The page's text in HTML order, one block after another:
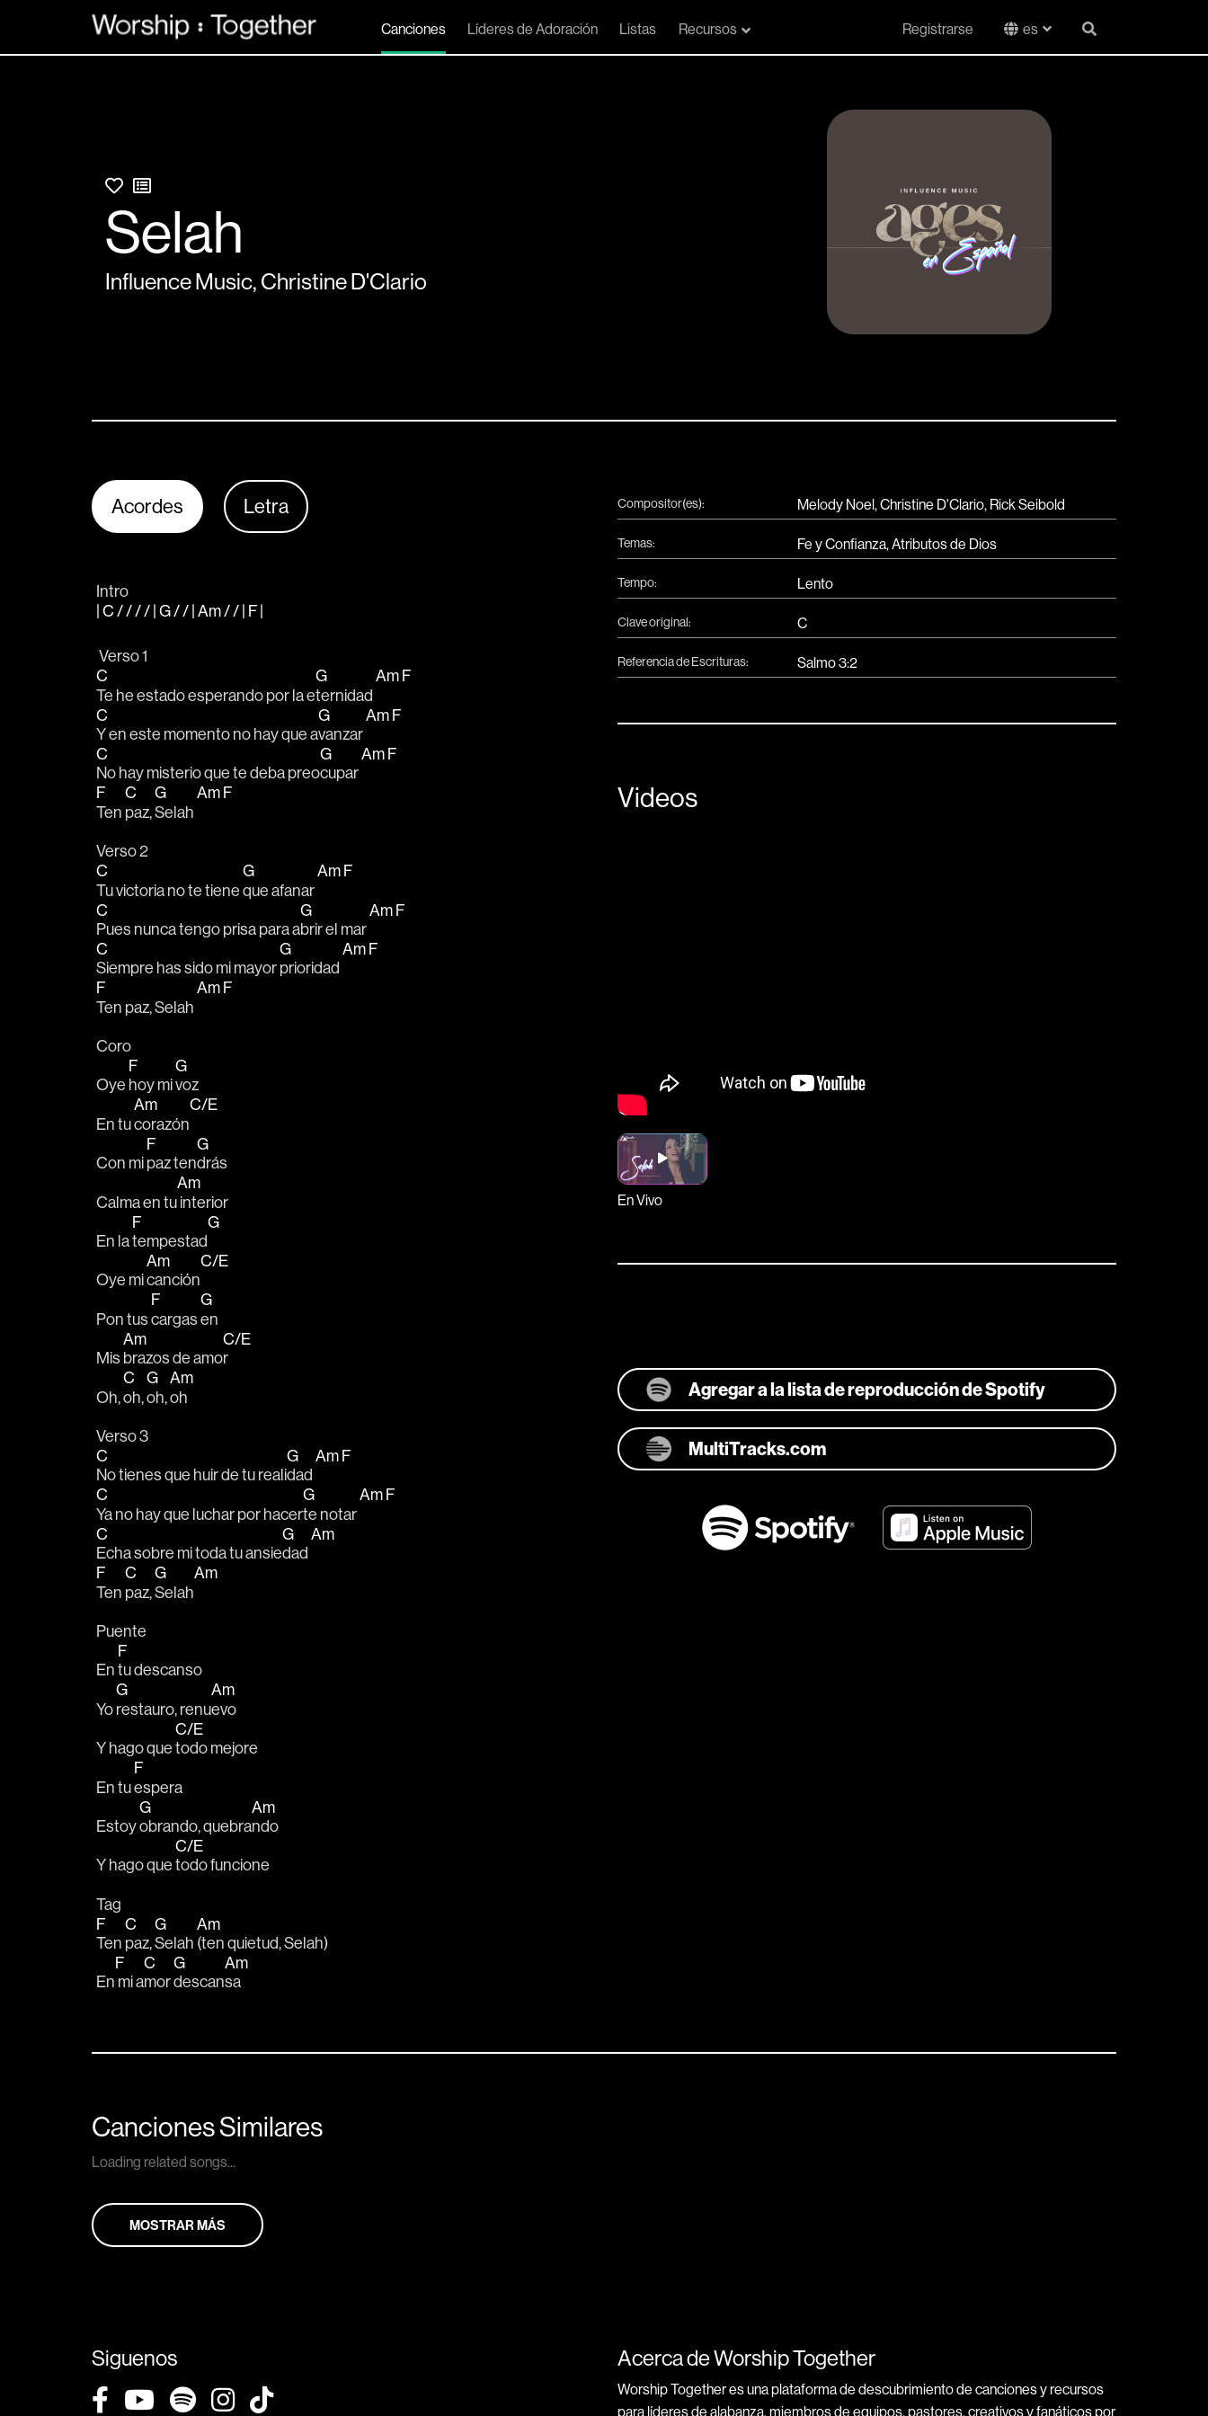
Canciones Líderes de Adoración Listas Recursos Registrarse es
Selah
Influence Music,Christine D'Clario
Acordes Letra
Intro
| C / / / / | G / / | Am / / | F |
Verso 1
C
Te he estado esperando por la e
G
ternidad
AmF
C
Y en este momento no hay que a
G
vanzar
AmF
C
No hay misterio que te deba preo
G
cupar
AmF
F
Ten
C
paz,
G
Selah
AmF
Verso 2
C
Tu victoria no te tiene
G
que afanar
AmF
C
Pues nunca tengo prisa para a
G
brir el mar
AmF
C
Siempre has sido mi mayor
G
prioridad
AmF
F
Ten paz, Selah
AmF
Coro
Oye
F
hoy mi
G
voz
En tu
Am
corazón
C/E
Con mi
F
paz ten
G
drás
Calma en tu
Am
interior
En la
F
tempestad
G
Oye mi
Am
canción
C/E
Pon tus
F
cargas
G
en
Mis
Am
brazos de amo
C/E
r
Oh,
C
oh,
G
oh,
Am
oh
Verso 3
C
No tienes que huir de tu reali
G
dad
AmF
C
Ya no hay que luchar por hacer
G
te notar
AmF
C
Echa sobre mi toda tu ansie
G
dad
Am
F
Ten
C
paz,
G
Selah
Am
Puente
En
F
tu descanso
Yo
G
restauro, renu
Am
evo
Y hago que
C/E
todo mejore
En tu
F
espera
Estoy
G
obrando, quebra
Am
ndo
Y hago que
C/E
todo funcione
Tag
F
Ten
C
paz,
G
Selah
Am
(ten quietud, Selah)
En
F
mi a
C
mor
G
descan
Am
sa
Compositor(es): Melody Noel, Christine D'Clario, Rick Seibold
Temas: Fe y Confianza,Atributos de Dios
Tempo: Lento
Clave original: C
Referencia de Escrituras: Salmo 3:2
Videos
En Vivo
Agregar a la lista de reproducción de Spotify
MultiTracks.com
Canciones Similares
Loading related songs...
MOSTRAR MÁS
Siguenos Acerca de Worship Together
Worship Together es una plataforma de descubrimiento de canciones y recursos
para líderes de alabanza, miembros de equipos, pastores, creativos y fanáticos por